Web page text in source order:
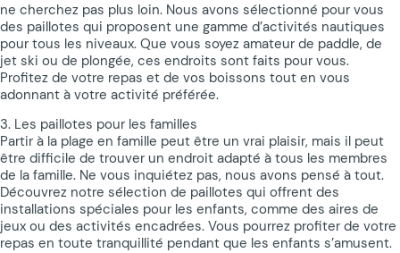
ne cherchez pas plus loin. Nous avons sélectionné pour vous
des paillotes qui proposent une gamme d’activités nautiques
pour tous les niveaux. Que vous soyez amateur de paddle, de
jet ski ou de plongée, ces endroits sont faits pour vous.
Profitez de votre repas et de vos boissons tout en vous
adonnant à votre activité préférée.
3. Les paillotes pour les familles
Partir à la plage en famille peut être un vrai plaisir, mais il peut
être difficile de trouver un endroit adapté à tous les membres
de la famille. Ne vous inquiétez pas, nous avons pensé à tout.
Découvrez notre sélection de paillotes qui offrent des
installations spéciales pour les enfants, comme des aires de
jeux ou des activités encadrées. Vous pourrez profiter de votre
repas en toute tranquillité pendant que les enfants s’amusent.